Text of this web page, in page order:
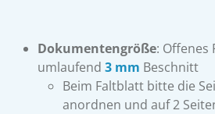
Dokumentengröße: Offenes
umlaufend 3 mm Beschnitt
Beim Faltblatt bitte die
anordnen und auf 2